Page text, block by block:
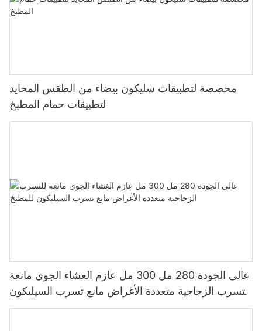
مخصصة لتطبيقات سليكون بيضاء من الطقس المحايد
لتطبيقات حمام المطبخ
عالي الجودة 280 مل 300 مل عازم الغشاء الجوي مانعة
للتسرب الزجاجية متعددة الأغراض مانع تسرب السيليكون
للمطبخ